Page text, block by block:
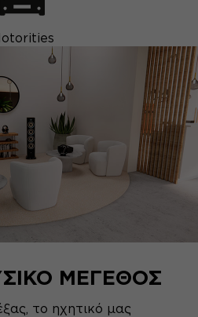
ΜΈΓΕΘΟΣ
το ηχητικό μας